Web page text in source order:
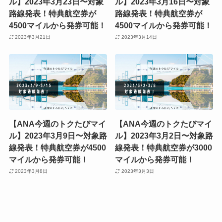
路線発表！特典航空券が
4500マイルから発券可能！
2023年3月21日
路線発表！特典航空券が
4500マイルから発券可能！
2023年3月14日
【ANA今週のトクたびマイ
ル】2023年3月9日〜対象路
線発表！特典航空券が4500
マイルから発券可能！
2023年3月8日
【ANA今週のトクたびマイ
ル】2023年3月2日〜対象路
線発表！特典航空券が3000
マイルから発券可能！
2023年3月3日